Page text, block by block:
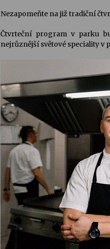
28. 7. 2026
Letní koncerty
Miller
Za kulturou
Želivě ožije
13. 7. 2026
Nezapomeňte na již tradiční
Čtvrteční program v parku
nejrůznější světové speciality v